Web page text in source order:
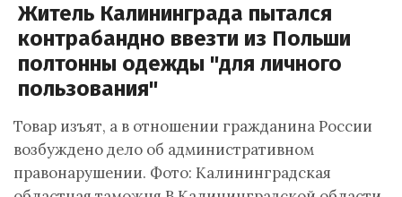
Житель Калининграда пытался
контрабандно ввезти из Польши
полтонны одежды "для личного
пользования"
Товар изъят, а в отношении гражданина России
возбуждено дело об административном
правонарушении. Фото: Калининградская